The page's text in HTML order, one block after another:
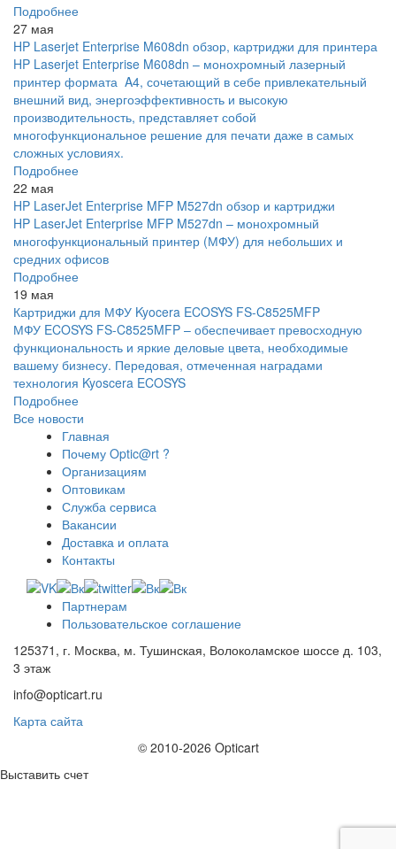
Подробнее
27 мая
HP Laserjet Enterprise M608dn обзор, картриджи для принтера
HP Laserjet Enterprise M608dn – монохромный лазерный
принтер формата A4, сочетающий в себе привлекательный
внешний вид, энергоэффективность и высокую
производительность, представляет собой
многофункциональное решение для печати даже в самых
сложных условиях.
Подробнее
22 мая
HP LaserJet Enterprise MFP M527dn обзор и картриджи
HP LaserJet Enterprise MFP M527dn – монохромный
многофункциональный принтер (МФУ) для небольших и
средних офисов
Подробнее
19 мая
Картриджи для МФУ Kyocera ECOSYS FS-C8525MFP
МФУ ECOSYS FS-C8525MFP – обеспечивает превосходную
функциональность и яркие деловые цвета, необходимые
вашему бизнесу. Передовая, отмеченная наградами
технология Kyoscera ECOSYS
Подробнее
Все новости
Главная
Почему Optic@rt ?
Организациям
Оптовикам
Служба сервиса
Вакансии
Доставка и оплата
Контакты
Партнерам
Пользовательское соглашение
125371, г. Москва, м. Тушинская, Волоколамское шоссе д. 103,
3 этаж
info@opticart.ru
Карта сайта
© 2010-2026 Opticart
Выставить счет